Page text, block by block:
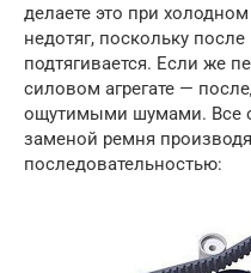
делаете это при
недотяг, поскольку
подтягивается. Если же
силовом агрегате —
ощутимыми шумами. Все
заменой ремня
последовательностью: